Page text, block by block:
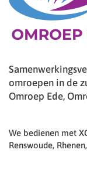
omroepen in de
Omroep Ede,
We bedienen met
Renswoude,